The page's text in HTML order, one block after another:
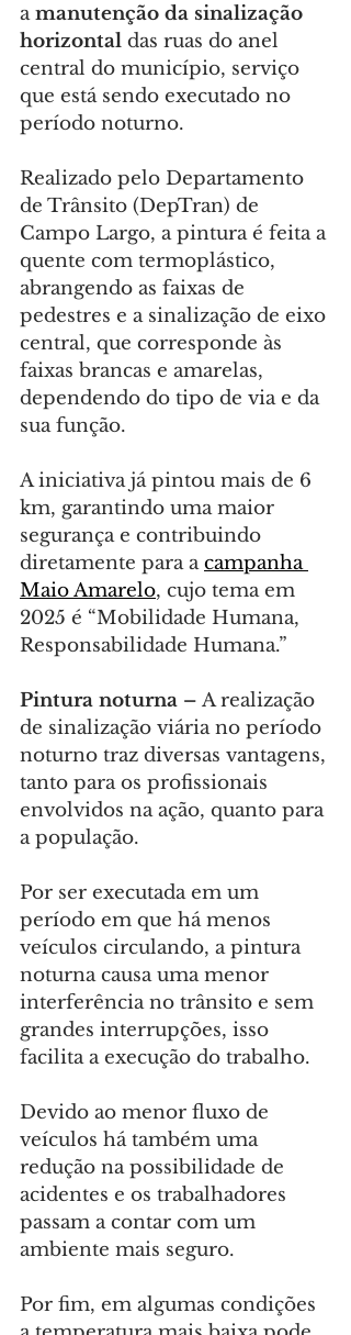
a manutenção da sinalização
horizontal das ruas do anel
central do município, serviço
que está sendo executado no
período noturno.
Realizado pelo Departamento
de Trânsito (DepTran) de
Campo Largo, a pintura é feita a
quente com termoplástico,
abrangendo as faixas de
pedestres e a sinalização de eixo
central, que corresponde às
faixas brancas e amarelas,
dependendo do tipo de via e da
sua função.
A iniciativa já pintou mais de 6
km, garantindo uma maior
segurança e contribuindo
diretamente para a campanha
Maio Amarelo, cujo tema em
2025 é “Mobilidade Humana,
Responsabilidade Humana.”
Pintura noturna – A realização
de sinalização viária no período
noturno traz diversas vantagens,
tanto para os profissionais
envolvidos na ação, quanto para
a população.
Por ser executada em um
período em que há menos
veículos circulando, a pintura
noturna causa uma menor
interferência no trânsito e sem
grandes interrupções, isso
facilita a execução do trabalho.
Devido ao menor fluxo de
veículos há também uma
redução na possibilidade de
acidentes e os trabalhadores
passam a contar com um
ambiente mais seguro.
Por fim, em algumas condições